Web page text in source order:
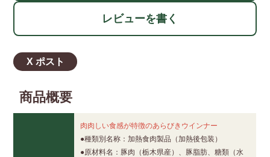
レビューを書く
X ポスト
商品概要
肉肉しい食感が特徴のあらびきウインナー
●種類別名称：加熱食肉製品（加熱後包装）
●原材料名：豚肉（栃木県産）、豚脂肪、糖類（水